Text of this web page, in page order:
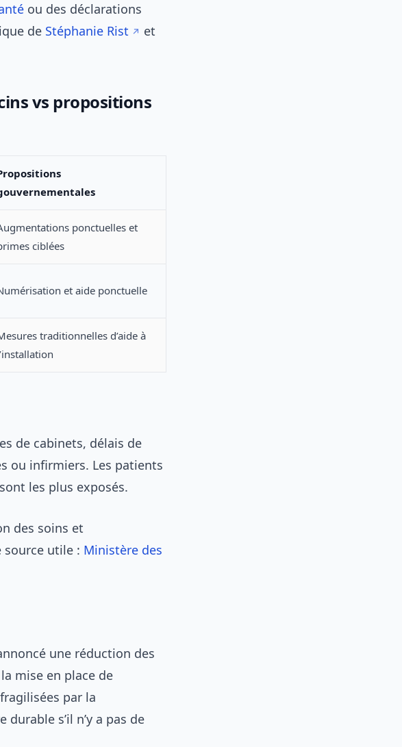
ou des déclarations
de Stéphanie Rist
et
vs propositions
ponctuelles et
ciblées
et aide ponctuelle
traditionnelles d’aide à
de cabinets, délais de
ou infirmiers. Les patients
les plus exposés.
des soins et
utile : Ministère des
une réduction des
mise en place de
par la
s’il n’y a pas de